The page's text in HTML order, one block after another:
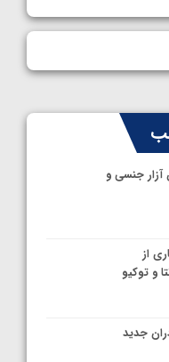
جنسی و
از
و توکیو
جدید